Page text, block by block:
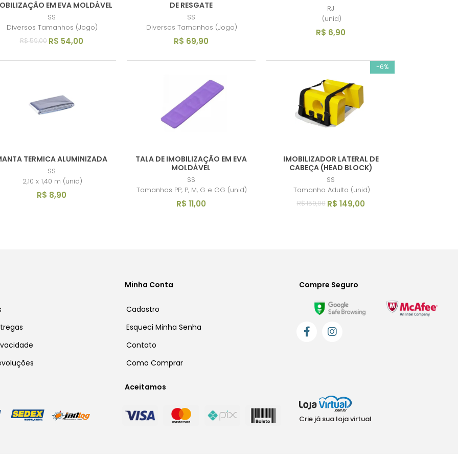
EM EVA MOLDÁVEL
SS
Diversos Tamanhos (Jogo)
R$ 59,00 R$ 54,00
DE RESGATE
SS
Diversos Tamanhos (Jogo)
R$ 69,90
RJ
(unid)
R$ 6,90
TERMICA ALUMINIZADA
SS
2,10 x 1,40 m (unid)
R$ 8,90
TALA DE IMOBILIZAÇÃO EM EVA
MOLDÁVEL
SS
Tamanhos PP, P, M, G e GG (unid)
R$ 11,00
-6%
IMOBILIZADOR LATERAL DE
CABEÇA (HEAD BLOCK)
SS
Tamanho Adulto (unid)
R$ 159,00 R$ 149,00
Minha Conta
Cadastro
Esqueci Minha Senha
Contato
Como Comprar
Aceitamos
Compre Seguro
Crie já sua loja virtual